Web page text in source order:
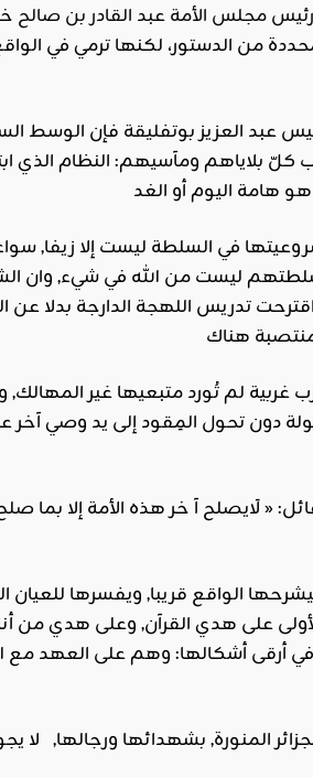
مجلس الأمة عبد القادر بن صالح
من الدستور، لكنها ترمي في
هامة اليوم أو الغد
في السلطة ليست إلا
ليست من الله في شيء, وان
تدريس اللهجة الدارجة بدلا عن
لم تُورد متبعيها غير المهالك,
دون تحول المِقود إلى يد وصي آخر
« لَايصلح آ خر هذه الأمة إلا بما
على هدي القرآن, وعلى هدي من
أشكالها: وهم على العهد مع
المنورة, بشهدائها ورجالها, لا